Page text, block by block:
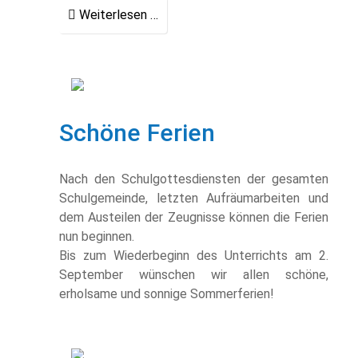
Weiterlesen …
Schöne Ferien
Nach den Schulgottesdiensten der gesamten
Schulgemeinde, letzten Aufräumarbeiten und
dem Austeilen der Zeugnisse können die Ferien
nun beginnen.
Bis zum Wiederbeginn des Unterrichts am 2.
September wünschen wir allen schöne,
erholsame und sonnige Sommerferien!